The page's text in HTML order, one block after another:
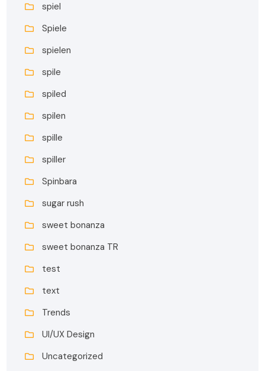
spiel
Spiele
spielen
spile
spiled
spilen
spille
spiller
Spinbara
sugar rush
sweet bonanza
sweet bonanza TR
test
text
Trends
UI/UX Design
Uncategorized